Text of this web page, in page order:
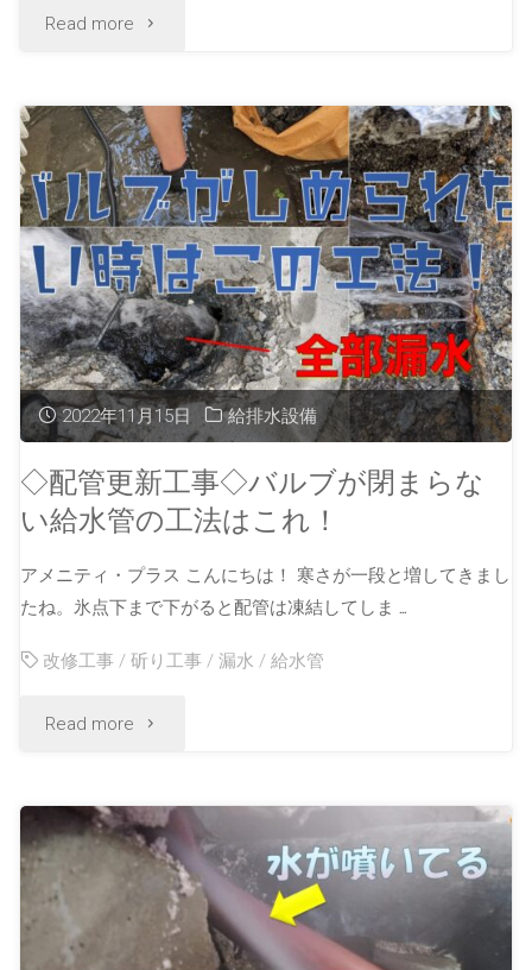
Read more
2022年11月15日 給排水設備
◇配管更新工事◇バルブが閉まらな
い給水管の工法はこれ！
アメニティ・プラス こんにちは！ 寒さが一段と増してきまし
たね。氷点下まで下がると配管は凍結してしま …
改修工事 /斫り工事 /漏水 /給水管
Read more